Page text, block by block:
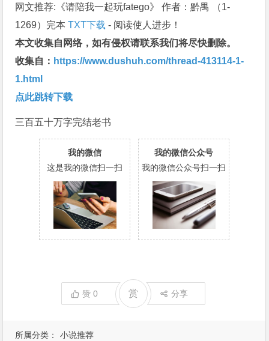
所属分类： 小说推荐
网文推荐:《请陪我一起玩fatego》 作者：黔禺 （1-
1269）完本TXT下载 - 阅读使人进步！
本文收集自网络，如有侵权请联系我们将尽快删除。
收集自： https://www.dushuh.com/thread-413114-1-
1.html
点此跳转下载
三百五十万字完结老书
我的微信
这是我的微信扫一扫
我的微信公众号
我的微信公众号扫一扫
赞0 赏 分享